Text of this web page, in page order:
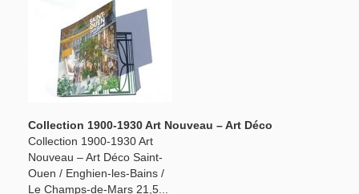
Collection 1900-1930 Art Nouveau – Art Déco
Collection 1900-1930 Art
Nouveau – Art Déco Saint-
Ouen / Enghien-les-Bains /
Le Champs-de-Mars 21,5...